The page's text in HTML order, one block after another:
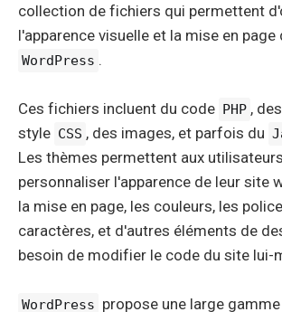
collection de fichiers qui permettent
l'apparence visuelle et la mise en page
WordPress .
Ces fichiers incluent du code PHP ,
style CSS , des images, et parfois du
Les thèmes permettent aux
personnaliser l'apparence de leur site
la mise en page, les couleurs, les
caractères, et d'autres éléments de
besoin de modifier le code du site lui-
WordPress propose une large